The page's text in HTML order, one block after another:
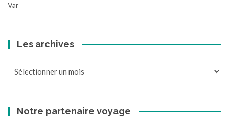
Var
Les archives
Notre partenaire voyage